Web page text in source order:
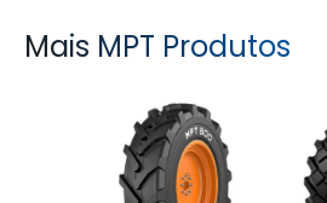
Mais MPT Produtos